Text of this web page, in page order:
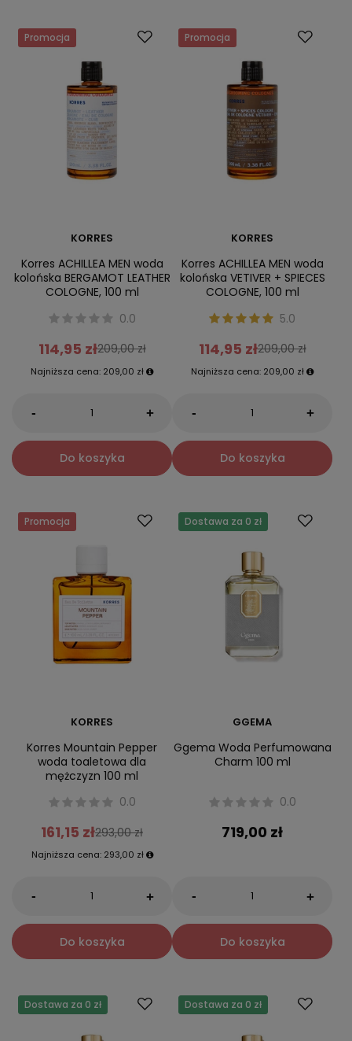
Promocja
KORRES
Korres ACHILLEA MEN woda
kolońska BERGAMOT LEATHER
COLOGNE, 100 ml
0.0
114,95 zł209,00 zł
Najniższa cena: 209,00 zł
- +
Do koszyka
Promocja
KORRES
Korres ACHILLEA MEN woda
kolońska VETIVER + SPIECES
COLOGNE, 100 ml
5.0
114,95 zł209,00 zł
Najniższa cena: 209,00 zł
- +
Do koszyka
Promocja
KORRES
Korres Mountain Pepper
woda toaletowa dla
mężczyzn 100 ml
0.0
161,15 zł293,00 zł
Najniższa cena: 293,00 zł
- +
Do koszyka
Dostawa za 0 zł
GGEMA
Ggema Woda Perfumowana
Charm 100 ml
0.0
719,00 zł
- +
Do koszyka
Dostawa za 0 zł Dostawa za 0 zł